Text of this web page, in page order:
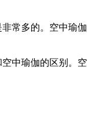
常多的。空中瑜伽
中瑜伽的区别。空